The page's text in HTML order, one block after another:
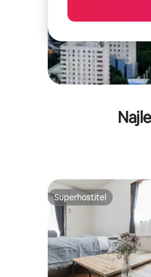
Superhostiteľ
Superhostiteľ